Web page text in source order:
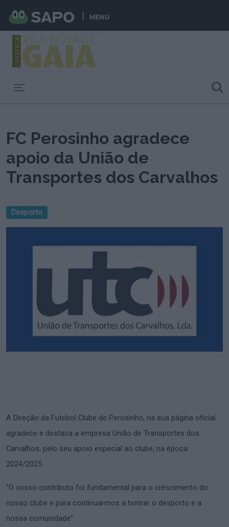
MENU
FC Perosinho agradece
apoio da União de
Transportes dos Carvalhos
Desporto
A Direção da Futebol Clube de Perosinho, na sua página oficial,
agradece e destaca a empresa União de Transportes dos
Carvalhos, pelo seu apoio especial ao clube, na época
2024/2025.
“O vosso contributo foi fundamental para o crescimento do
nosso clube e para continuarmos a honrar o desporto e a
nossa comunidade”.